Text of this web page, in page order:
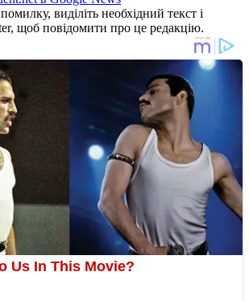
виділіть необхідний текст і
щоб повідомити про це редакцію.